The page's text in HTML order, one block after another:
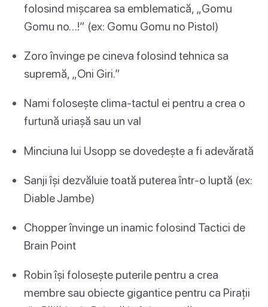
folosind mișcarea sa emblematică, „Gomu
Gomu no…!” (ex: Gomu Gomu no Pistol)
Zoro învinge pe cineva folosind tehnica sa
supremă, „Oni Giri.”
Nami folosește clima-tactul ei pentru a crea o
furtună uriașă sau un val
Minciuna lui Usopp se dovedește a fi adevărată
Sanji își dezvăluie toată puterea într-o luptă (ex:
Diable Jambe)
Chopper învinge un inamic folosind Tactici de
Brain Point
Robin își folosește puterile pentru a crea
membre sau obiecte gigantice pentru ca Pirații